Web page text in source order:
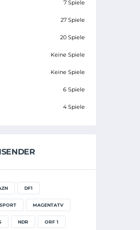
7 Spiele
27 Spiele
20 Spiele
Keine Spiele
Keine Spiele
6 Spiele
4 Spiele
DF1
MAGENTATV
NDR ORF 1